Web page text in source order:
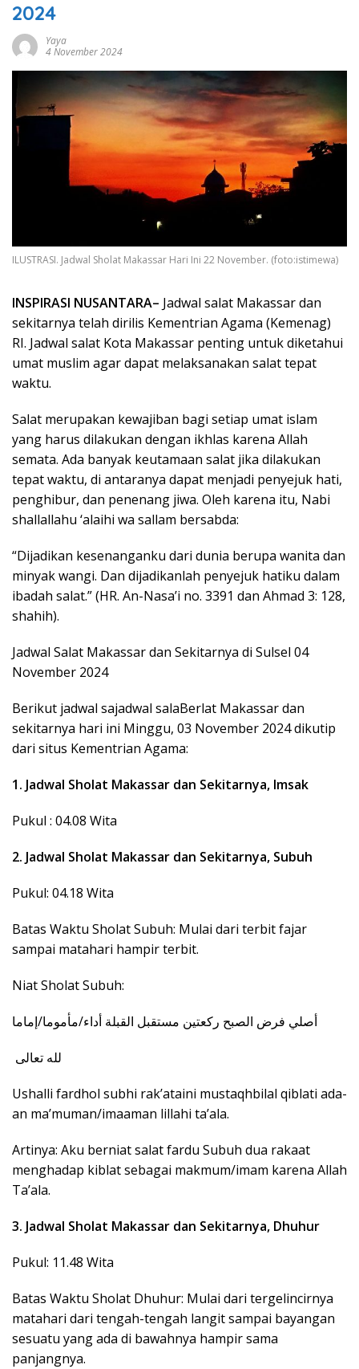
2024
Yaya
4 November 2024
ILUSTRASI. Jadwal Sholat Makassar Hari Ini 22 November. (foto:istimewa)
INSPIRASI NUSANTARA– Jadwal salat Makassar dan
sekitarnya telah dirilis Kementrian Agama (Kemenag)
RI. Jadwal salat Kota Makassar penting untuk diketahui
umat muslim agar dapat melaksanakan salat tepat
waktu.
Salat merupakan kewajiban bagi setiap umat islam
yang harus dilakukan dengan ikhlas karena Allah
semata. Ada banyak keutamaan salat jika dilakukan
tepat waktu, di antaranya dapat menjadi penyejuk hati,
penghibur, dan penenang jiwa. Oleh karena itu, Nabi
shallallahu ‘alaihi wa sallam bersabda:
“Dijadikan kesenanganku dari dunia berupa wanita dan
minyak wangi. Dan dijadikanlah penyejuk hatiku dalam
ibadah salat.” (HR. An-Nasa’i no. 3391 dan Ahmad 3: 128,
shahih).
Jadwal Salat Makassar dan Sekitarnya di Sulsel 04
November 2024
Berikut jadwal sajadwal salaBerlat Makassar dan
sekitarnya hari ini Minggu, 03 November 2024 dikutip
dari situs Kementrian Agama:
1. Jadwal Sholat Makassar dan Sekitarnya, Imsak
Pukul : 04.08 Wita
2. Jadwal Sholat Makassar dan Sekitarnya, Subuh
Pukul: 04.18 Wita
Batas Waktu Sholat Subuh: Mulai dari terbit fajar
sampai matahari hampir terbit.
Niat Sholat Subuh:
‎أصلي فرض الصبح ركعتين مستقبل القبلة أداء/مأموما/إماما
‎ لله تعالى
Ushalli fardhol subhi rak’ataini mustaqhbilal qiblati ada-
an ma’muman/imaaman lillahi ta’ala.
Artinya: Aku berniat salat fardu Subuh dua rakaat
menghadap kiblat sebagai makmum/imam karena Allah
Ta’ala.
3. Jadwal Sholat Makassar dan Sekitarnya, Dhuhur
Pukul: 11.48 Wita
Batas Waktu Sholat Dhuhur: Mulai dari tergelincirnya
matahari dari tengah-tengah langit sampai bayangan
sesuatu yang ada di bawahnya hampir sama
panjangnya.